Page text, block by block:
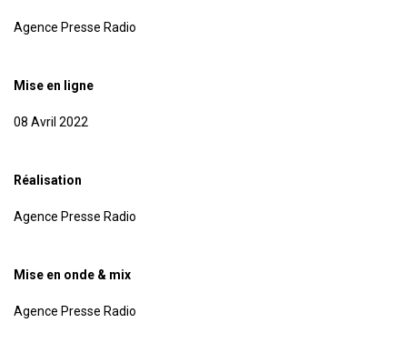
Agence Presse Radio
Mise en ligne
08 Avril 2022
Réalisation
Agence Presse Radio
Mise en onde & mix
Agence Presse Radio